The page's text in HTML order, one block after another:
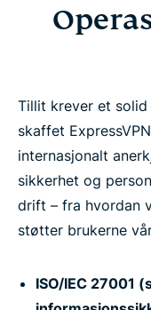
Tillit krever et
skaffet
internasjonalt
sikkerhet og
drift – fra hvordan
støtter brukerne
ISO/IEC 27001